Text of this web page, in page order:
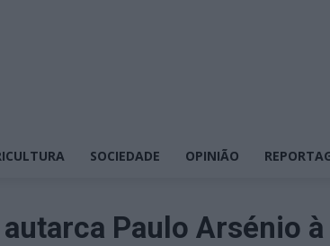
SOCIEDADE OPINIÃO
Paulo Arsénio à